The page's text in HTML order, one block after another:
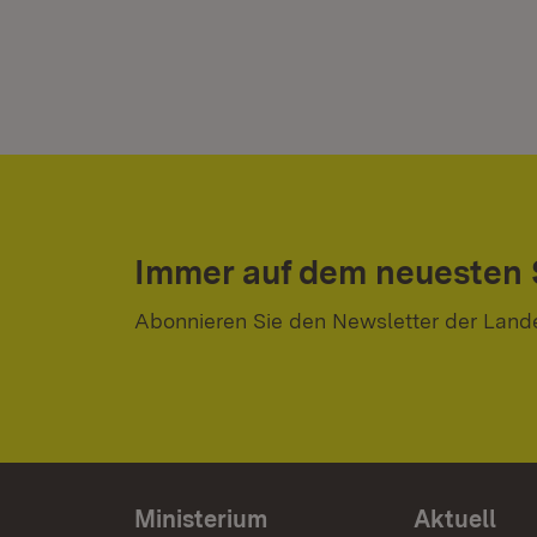
Immer auf dem neuesten
Abonnieren Sie den Newsletter der
Ministerium Aktuell